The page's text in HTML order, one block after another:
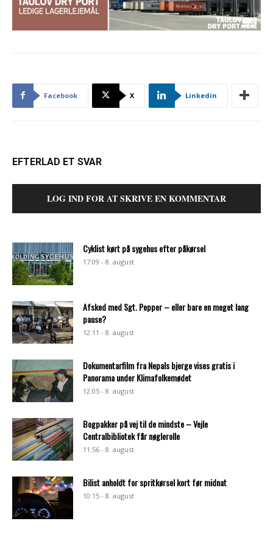
Facebook X Linkedin
EFTERLAD ET SVAR
LOG IND FOR AT SKRIVE EN KOMMENTAR
Cyklist kørt på sygehus efter påkørsel
17:09 - 8. august
Afsked med Sgt. Pepper – eller bare en meget lang
pause?
12:11 - 8. august
Dokumentarfilm fra Nepals bjerge vises gratis i
Panorama under Klimafolkemødet
12:05 - 8. august
Bogpakker på vej til de mindste – Vejle
Centralbibliotek får nøglerolle
11:56 - 8. august
Bilist anholdt for spritkørsel kort før midnat
10:15 - 8. august